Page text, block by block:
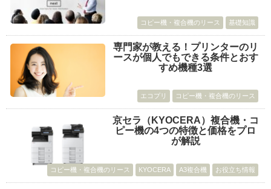
コピー機・複合機のリース 基礎知識
専門家が教える！プリンターのリ
ースが個人でもできる条件とおす
すめ機種3選
エコプリ コピー機・複合機のリース
京セラ（KYOCERA）複合機・コ
ピー機の4つの特徴と価格をプロ
が解説
コピー機・複合機のリース KYOCERA A3複合機 お役立ち情報